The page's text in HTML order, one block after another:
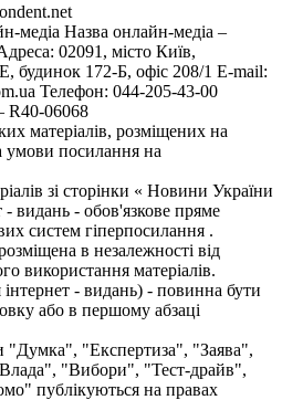
медіа Назва онлайн-медіа –
02091, місто Київ,
172-Б, офіс 208/1 E-mail:
Телефон: 044-205-43-00
R40-06068
матеріалів, розміщених на
умови посилання на
зі сторінки « Новини України
- видань - обов'язкове пряме
систем гіперпосилання .
в незалежності від
використання матеріалів.
- видань) - повинна бути
або в першому абзаці
"Думка", "Експертиза", "Заява",
"Вибори", "Тест-драйв",
публікуються на правах